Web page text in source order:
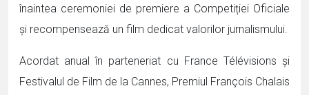
înaintea ceremoniei de premiere a Competiției Oficiale
și recompensează un film dedicat valorilor jurnalismului.
Acordat anual în parteneriat cu France Télévisions și
Festivalul de Film de la Cannes, Premiul François Chalais